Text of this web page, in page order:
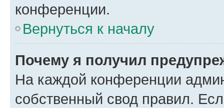
конференции.
Вернуться к началу
Почему я получил
На каждой конференции
собственный свод правил.